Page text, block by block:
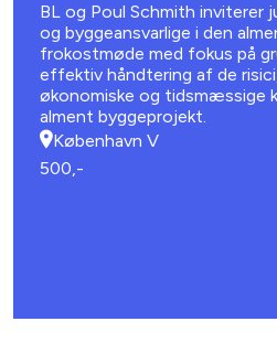
BL og Poul Schmith inviterer
og byggeansvarlige i den
frokostmøde med fokus på
effektiv håndtering af de
økonomiske og tidsmæssige
alment byggeprojekt.
København V
500,-